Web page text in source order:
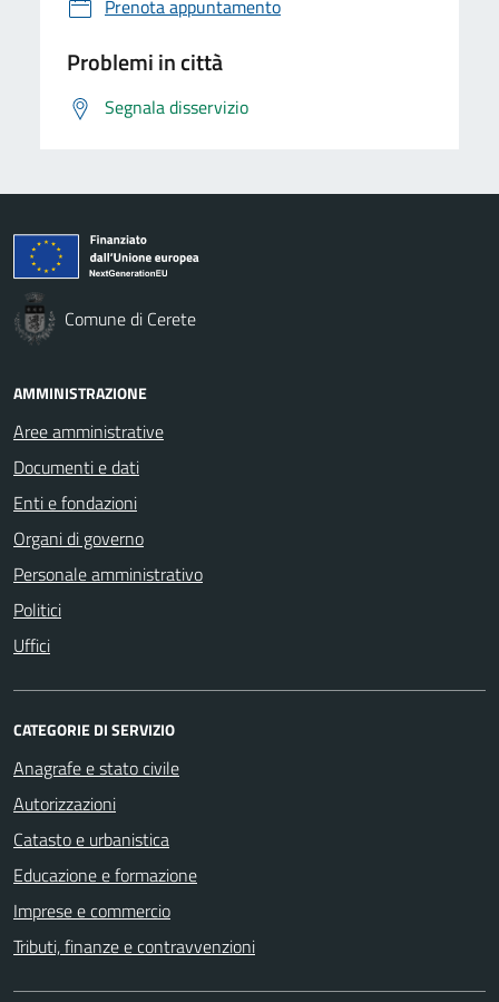
Prenota appuntamento
Problemi in città
Segnala disservizio
Comune di Cerete
AMMINISTRAZIONE
Aree amministrative
Documenti e dati
Enti e fondazioni
Organi di governo
Personale amministrativo
Politici
Uffici
CATEGORIE DI SERVIZIO
Anagrafe e stato civile
Autorizzazioni
Catasto e urbanistica
Educazione e formazione
Imprese e commercio
Tributi, finanze e contravvenzioni